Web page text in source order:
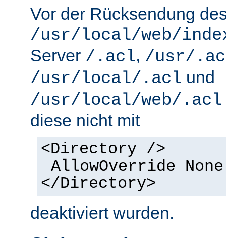
Vor der Rücksendung
/usr/local/web/
Server /.acl, /usr/
/usr/local/.acl und
/usr/local/web/.acl
diese nicht mit
<Directory />
AllowOverride None
</Directory>
deaktiviert wurden.